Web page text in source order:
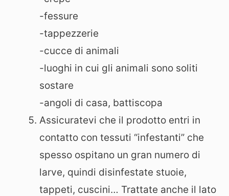
-fessure
-tappezzerie
-cucce di animali
-luoghi in cui gli animali sono soliti
sostare
-angoli di casa, battiscopa
Assicuratevi che il prodotto entri in
contatto con tessuti “infestanti” che
spesso ospitano un gran numero di
larve, quindi disinfestate stuoie,
tappeti, cuscini… Trattate anche il lato